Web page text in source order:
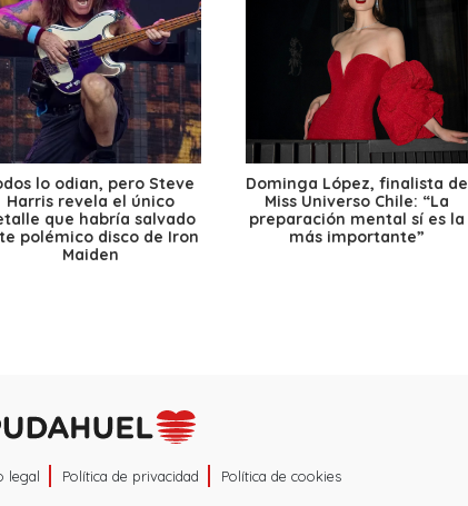
lo odian, pero Steve
Harris revela el único
que habría salvado
polémico disco de Iron
Maiden
Dominga López, finalista de
Miss Universo Chile: “La
preparación mental sí es la
más importante”
legal Política de privacidad Política de cookies